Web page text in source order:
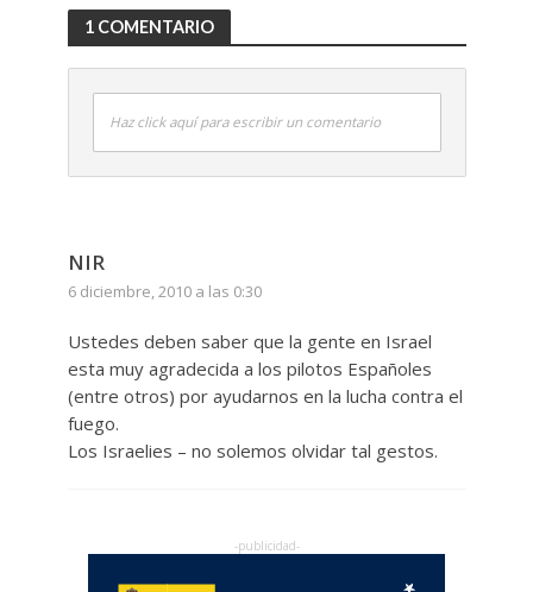
1 COMENTARIO
Haz click aquí para escribir un comentario
NIR
6 diciembre, 2010 a las 0:30
Ustedes deben saber que la gente en Israel
esta muy agradecida a los pilotos Españoles
(entre otros) por ayudarnos en la lucha contra el
fuego.
Los Israelies – no solemos olvidar tal gestos.